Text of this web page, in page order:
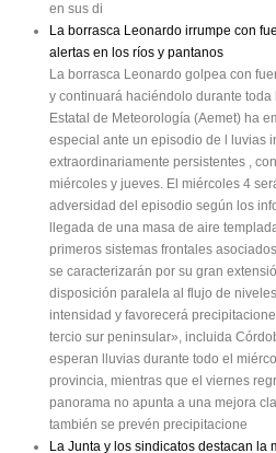
en sus di
La borrasca Leonardo irrumpe con
alertas en los ríos y pantanos
La borrasca Leonardo golpea con
y continuará haciéndolo durante toda
Estatal de Meteorología (Aemet) ha
especial ante un episodio de l luvias
extraordinariamente persistentes ,
miércoles y jueves. El miércoles 4
adversidad del episodio según los
llegada de una masa de aire
primeros sistemas frontales
se caracterizarán por su gran
disposición paralela al flujo de
intensidad y favorecerá
tercio sur peninsular», incluida
esperan lluvias durante todo el
provincia, mientras que el viernes
panorama no apunta a una mejora
también se prevén precipitacione
La Junta y los sindicatos destacan la